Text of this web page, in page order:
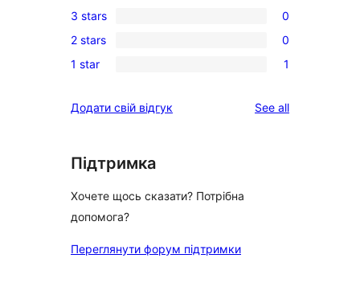
star
reviews
4-
star
reviews
0
3-
star
3 stars 0
0
2-
reviews
2 stars 0
1
star
1 star 1
Додати свій відгук See allreviews
Підтримка
Хочете щось сказати? Потрібна
допомога?
Переглянути форум підтримки